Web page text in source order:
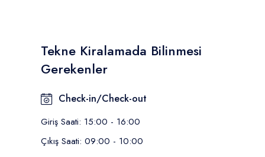
Tekne Kiralamada Bilinmesi
Gerekenler
Check-in/Check-out
Giriş Saati: 15:00 - 16:00
Çıkış Saati: 09:00 - 10:00